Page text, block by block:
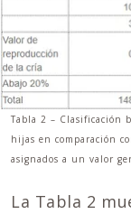
Tabla 2 – Clasificación
hijas en comparación
asignados a un valor
La Tabla 2